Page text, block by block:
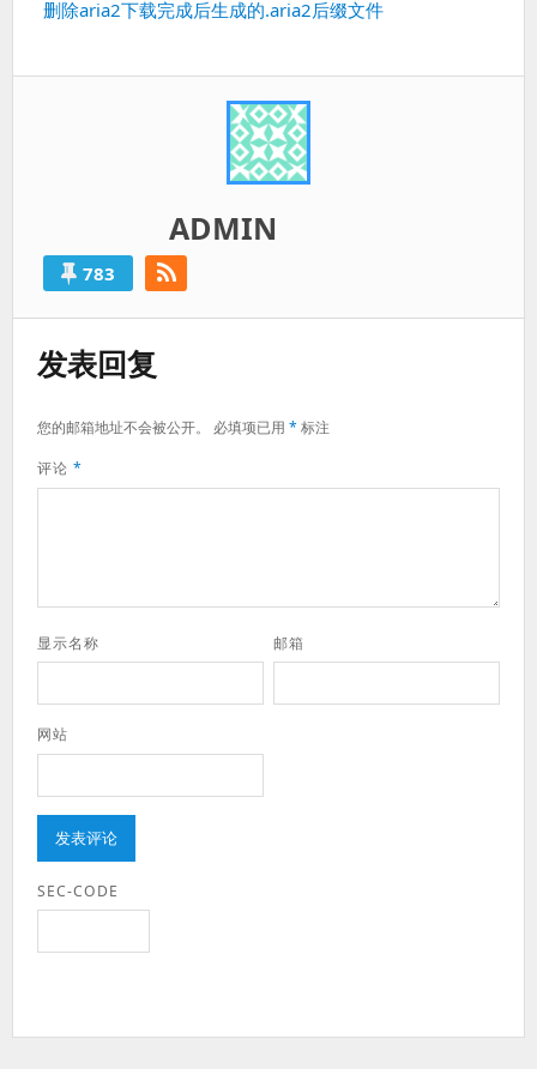
下
删除aria2下载完成后生成的.aria2后缀文件
ADMIN
783
发表回复
您的邮箱地址不会被公开。 必填项已用 *标注
评论 *
显示名称 邮箱
网站
SEC-CODE